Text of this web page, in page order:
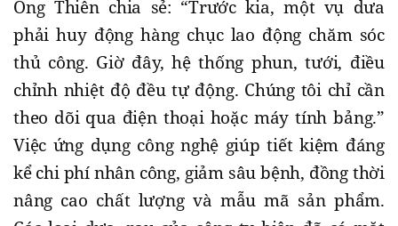
Ông Thiên chia sẻ: “Trước kia, một vụ dưa
phải huy động hàng chục lao động chăm sóc
thủ công. Giờ đây, hệ thống phun, tưới, điều
chỉnh nhiệt độ đều tự động. Chúng tôi chỉ cần
theo dõi qua điện thoại hoặc máy tính bảng.”
Việc ứng dụng công nghệ giúp tiết kiệm đáng
kể chi phí nhân công, giảm sâu bệnh, đồng thời
nâng cao chất lượng và mẫu mã sản phẩm.